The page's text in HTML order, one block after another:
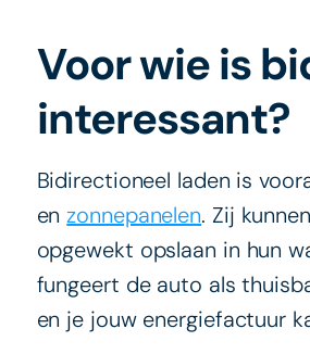
Voor wie is
interessant?
Bidirectioneel laden is
enzonnepanelen. Zij
opgewekt opslaan in hun
fungeert de auto als
en je jouw energiefactuur